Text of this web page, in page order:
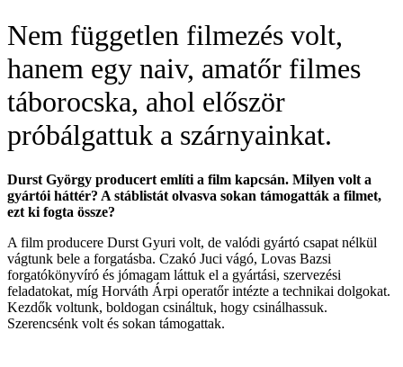
Nem független filmezés volt,
hanem egy naiv, amatőr filmes
táborocska, ahol először
próbálgattuk a szárnyainkat.
Durst György producert említi a film kapcsán. Milyen volt a
gyártói háttér? A stáblistát olvasva sokan támogatták a filmet,
ezt ki fogta össze?
A film producere Durst Gyuri volt, de valódi gyártó csapat nélkül
vágtunk bele a forgatásba. Czakó Juci vágó, Lovas Bazsi
forgatókönyvíró és jómagam láttuk el a gyártási, szervezési
feladatokat, míg Horváth Árpi operatőr intézte a technikai dolgokat.
Kezdők voltunk, boldogan csináltuk, hogy csinálhassuk.
Szerencsénk volt és sokan támogattak.